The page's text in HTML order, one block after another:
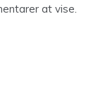
at vise.